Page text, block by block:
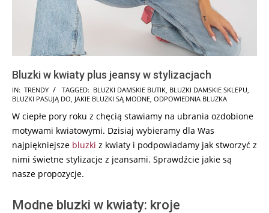
Bluzki w kwiaty plus jeansy w stylizacjach
2026-
02-
19
IN: TRENDY TAGGED: BLUZKI DAMSKIE BUTIK BLUZKI DAMSKIE SKLEPU
BLUZKI PASUJĄ DO JAKIE BLUZKI SĄ MODNE ODPOWIEDNIA BLUZKA
W ciepłe pory roku z chęcią stawiamy na ubrania ozdobione
motywami kwiatowymi. Dzisiaj wybieramy dla Was
najpiękniejsze bluzki z kwiaty i podpowiadamy jak stworzyć z
nimi świetne stylizacje z jeansami. Sprawdźcie jakie są
nasze propozycje.
Modne bluzki w kwiaty: kroje